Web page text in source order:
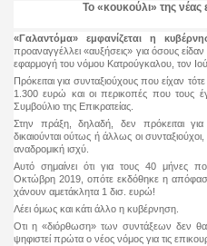
Το «κουκούλι» της νέας
«Γαλαντόμα» εμφανίζεται η
προαναγγέλλει «αυξήσεις» για όσους είδαν
εφαρμογή του νόμου Κατρούγκαλου, τον
Πρόκειται για συνταξιούχους που είχαν
1.300 ευρώ και οι περικοπές που τους
Συμβούλιο της Επικρατείας.
Στην πράξη, δηλαδή, δεν πρόκειται
δικαιούνται ούτως ή άλλως οι
αναδρομική ισχύ.
Αυτό σημαίνει ότι για τους 40 μήνες
Οκτώβρη 2019, οπότε εκδόθηκε η
χάνουν αμετάκλητα 1 δισ. ευρώ!
Λέει όμως και κάτι άλλο η κυβέρνηση.
Οτι η «διόρθωση» των συντάξεων δεν
ψηφιστεί πρώτα ο νέος νόμος για τις